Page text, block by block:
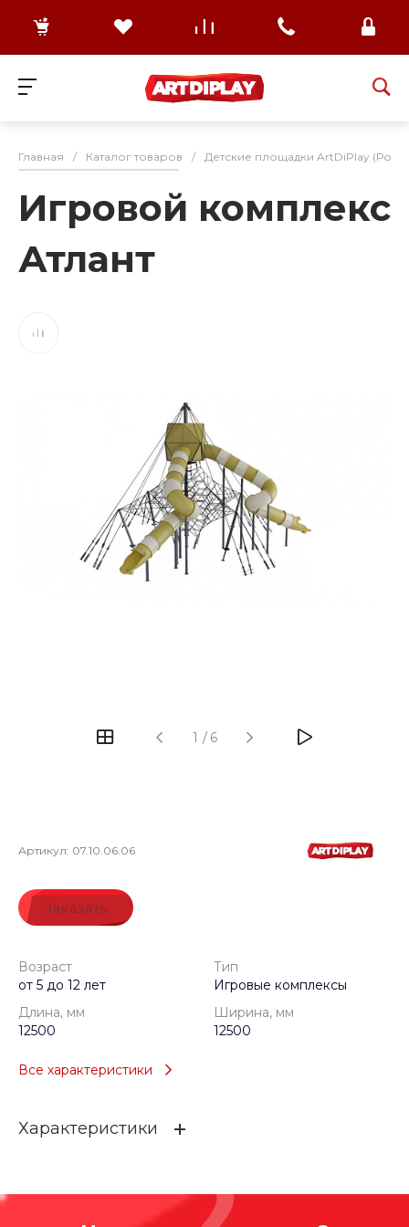
Главная / Каталог товаров / Детские площадки ArtDiPlay
Игровой комплекс
Атлант
1 / 6
Артикул: 07.10.06.06
Заказать
Возраст
от 5 до 12 лет
Тип
Игровые комплексы
Длина, мм
12500
Ширина, мм
12500
Все характеристики
Характеристики
Игровые комплексы